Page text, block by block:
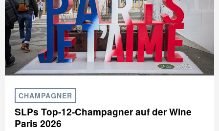
CHAMPAGNER
SLPs Top-12-Champagner auf der Wine
Paris 2026